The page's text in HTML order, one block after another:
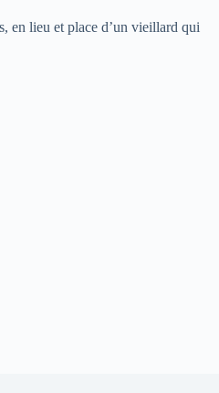
en lieu et place d’un vieillard qui